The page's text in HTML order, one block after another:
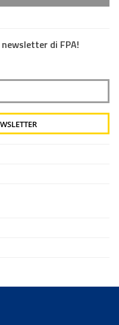
di FPA!